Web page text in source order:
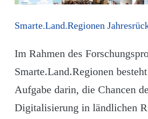
Smarte.Land.Regionen
Im Rahmen des
Smarte.Land.Regionen
Aufgabe darin, die Chancen
Digitalisierung in ländlichen